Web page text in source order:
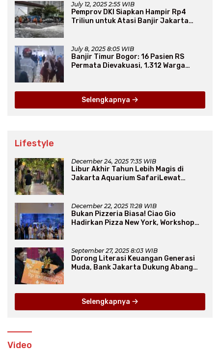
July 12, 2025 2:55 WIB
Pemprov DKI Siapkan Hampir Rp4
Triliun untuk Atasi Banjir Jakarta
July 8, 2025 8:05 WIB
Banjir Timur Bogor: 16 Pasien RS
Permata Dievakuasi, 1.312 Warga
Selengkapnya
Lifestyle
December 24, 2025 7:35 WIB
Libur Akhir Tahun Lebih Magis di
Jakarta Aquarium SafariLewat
December 22, 2025 11:28 WIB
Bukan Pizzeria Biasa! Ciao Gio
Hadirkan Pizza New York, Workshop
September 27, 2025 8:03 WIB
Dorong Literasi Keuangan Generasi
Muda, Bank Jakarta Dukung Abang
Selengkapnya
Video